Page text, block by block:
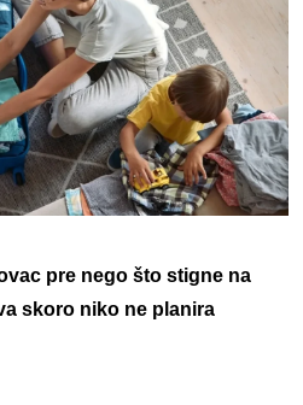
pre nego što stigne na
skoro niko ne planira